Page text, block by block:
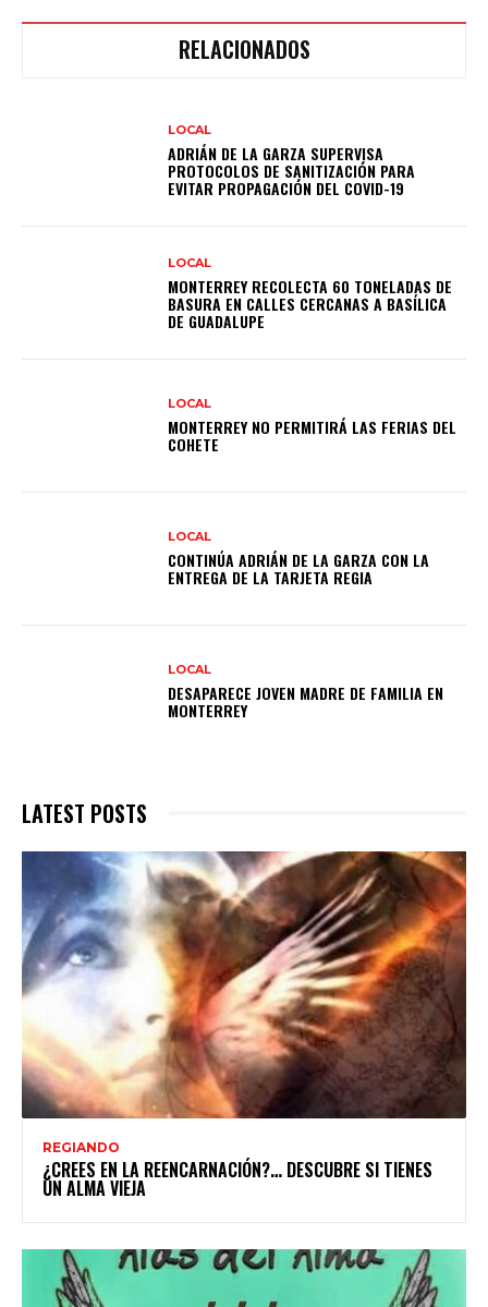
RELACIONADOS
LOCAL
ADRIÁN DE LA GARZA SUPERVISA
PROTOCOLOS DE SANITIZACIÓN PARA
EVITAR PROPAGACIÓN DEL COVID-19
LOCAL
MONTERREY RECOLECTA 60 TONELADAS DE
BASURA EN CALLES CERCANAS A BASÍLICA
DE GUADALUPE
LOCAL
MONTERREY NO PERMITIRÁ LAS FERIAS DEL
COHETE
LOCAL
CONTINÚA ADRIÁN DE LA GARZA CON LA
ENTREGA DE LA TARJETA REGIA
LOCAL
DESAPARECE JOVEN MADRE DE FAMILIA EN
MONTERREY
LATEST POSTS
REGIANDO
¿CREES EN LA REENCARNACIÓN?… DESCUBRE SI TIENES
UN ALMA VIEJA